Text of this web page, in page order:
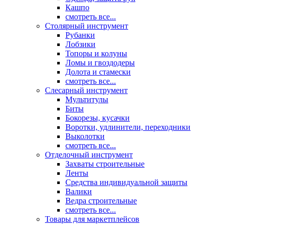
Кашпо
смотреть все...
Столярный инструмент
Рубанки
Лобзики
Топоры и колуны
Ломы и гвоздодеры
Долота и стамески
смотреть все...
Слесарный инструмент
Мультитулы
Биты
Бокорезы, кусачки
Воротки, удлинители, переходники
Выколотки
смотреть все...
Отделочный инструмент
Захваты строительные
Ленты
Средства индивидуальной защиты
Валики
Ведра строительные
смотреть все...
Товары для маркетплейсов